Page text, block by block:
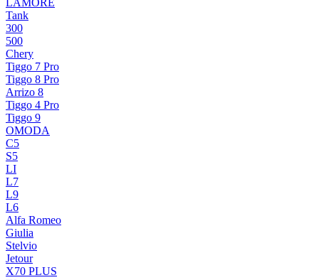
LAMORE
Tank
300
500
Chery
Tiggo 7 Pro
Tiggo 8 Pro
Arrizo 8
Tiggo 4 Pro
Tiggo 9
OMODA
C5
S5
LI
L7
L9
L6
Alfa Romeo
Giulia
Stelvio
Jetour
X70 PLUS